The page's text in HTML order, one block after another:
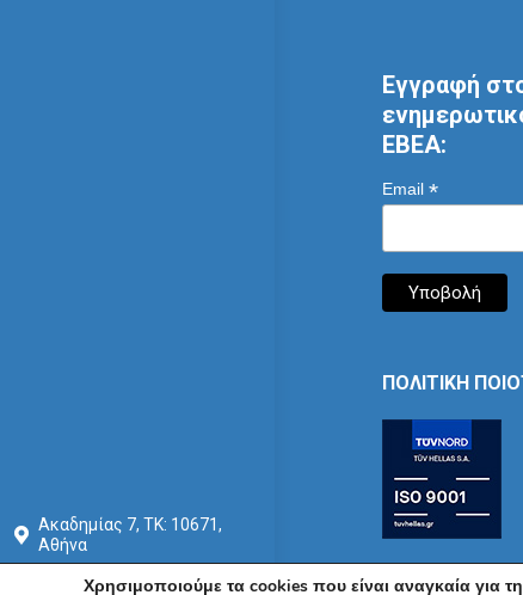
Ακαδημίας 7, ΤΚ: 10671,
Αθήνα
+30 210 3604815
Εγγραφή
ΕΒΕΑ:
Email *
ΠΟΛΙΤΙΚΗ
Χρησιμοποιούμε τα cookies που είναι αναγκαία για